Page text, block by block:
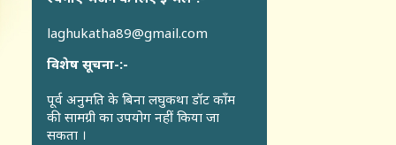
laghukatha89@gmail.com
विशेष सूचना-:-
पूर्व अनुमति के बिना लघुकथा डॉट कॉंम
की सामग्री का उपयोग नहीं किया जा
सकता ।